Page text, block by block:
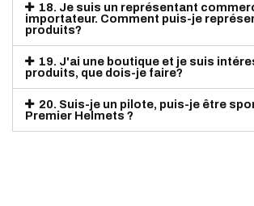
18. Je suis un représentant
importateur. Comment puis-je
produits?
19. J'ai une boutique et je suis
produits, que dois-je faire?
20. Suis-je un pilote, puis-je être
Premier Helmets ?